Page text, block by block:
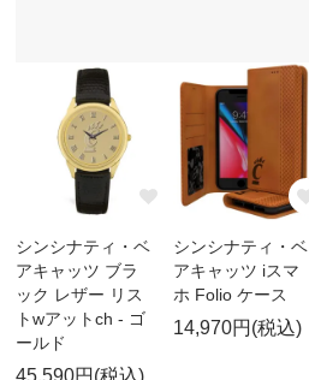
シンシナティ・ベ
アキャッツ ブラ
ック レザー リス
トwアットch - ゴ
ールド
シンシナティ・ベ
アキャッツ iスマ
ホ Folio ケース
14,970円(税込)